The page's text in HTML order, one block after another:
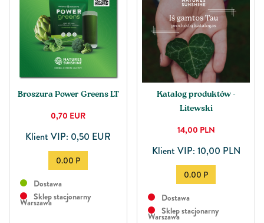
Broszura Power Greens LT
0,70 EUR
Klient VIP: 0,50 EUR
0.00 P
Dostawa
Sklep stacjonarny
Warszawa
Katalog produktów -
Litewski
14,00 PLN
Klient VIP: 10,00 PLN
0.00 P
Dostawa
Sklep stacjonarny
Warszawa